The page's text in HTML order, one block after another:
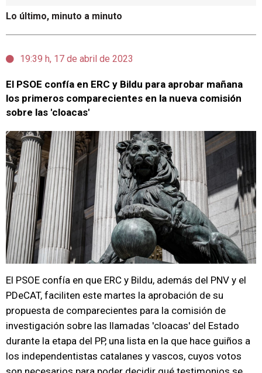
Lo último, minuto a minuto
19:39 h, 17 de abril de 2023
El PSOE confía en ERC y Bildu para aprobar mañana
los primeros comparecientes en la nueva comisión
sobre las 'cloacas'
El PSOE confía en que ERC y Bildu, además del PNV y el
PDeCAT, faciliten este martes la aprobación de su
propuesta de comparecientes para la comisión de
investigación sobre las llamadas 'cloacas' del Estado
durante la etapa del PP, una lista en la que hace guiños a
los independentistas catalanes y vascos, cuyos votos